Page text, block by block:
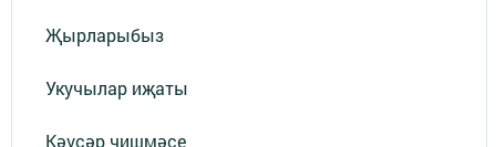
Җырларыбыз
Укучылар иҗаты
Кәүсәр чишмәсе